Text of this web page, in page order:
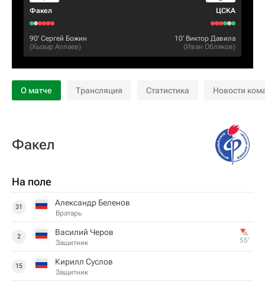
Факел ЦСКА
90‎’‎ Сергей Божин
(Хызыр Аппаев)
10‎’‎ Виктор Давила
(Иван Обляков)
О матче Трансляция Статистика Новости
Факел
На поле
31 Александр Беленов
Вратарь
2 Василий Черов
Защитник 55‎’‎
15 Кирилл Суслов
Защитник